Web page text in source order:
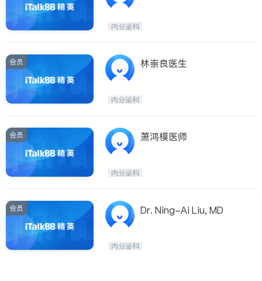
不孕不育
脊椎神经科
医生-其它
ties
Inyo & San Bernardino
Riverside
Santa Barbara & Monterey
内分泌科
会员 林崇良医生
内分泌科
会员 萧鸿模医师
内分泌科
会员 Dr. Ning-Ai Liu, MD
内分泌科